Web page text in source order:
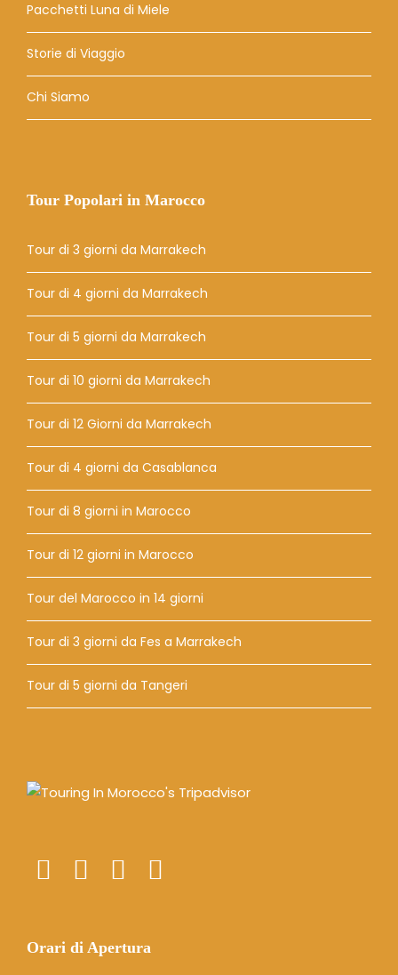
Pacchetti Luna di Miele
Storie di Viaggio
Chi Siamo
Tour Popolari in Marocco
Tour di 3 giorni da Marrakech
Tour di 4 giorni da Marrakech
Tour di 5 giorni da Marrakech
Tour di 10 giorni da Marrakech
Tour di 12 Giorni da Marrakech
Tour di 4 giorni da Casablanca
Tour di 8 giorni in Marocco
Tour di 12 giorni in Marocco
Tour del Marocco in 14 giorni
Tour di 3 giorni da Fes a Marrakech
Tour di 5 giorni da Tangeri
Orari di Apertura